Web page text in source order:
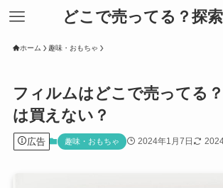
どこで売ってる？探
ホーム 趣味・おもちゃ
フィルムはどこで売ってる
は買えない？
広告 趣味・おもちゃ 2024年1月7日